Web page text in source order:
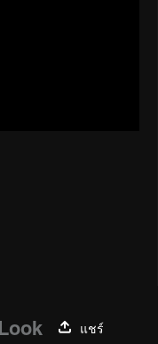
แชร์